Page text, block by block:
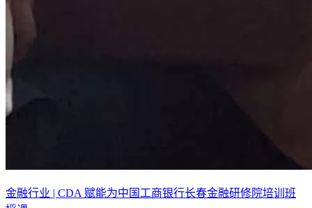
金融行业 | CDA 赋能为中国工商银行长春金融研修院培训班